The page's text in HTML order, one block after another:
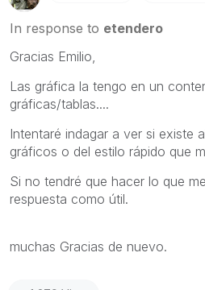
In response to etendero
Gracias Emilio,
Las gráfica la tengo en un
gráficas/tablas....
Intentaré indagar a ver si existe
gráficos o del estilo rápido que
Si no tendré que hacer lo que
respuesta como útil.
muchas Gracias de nuevo.